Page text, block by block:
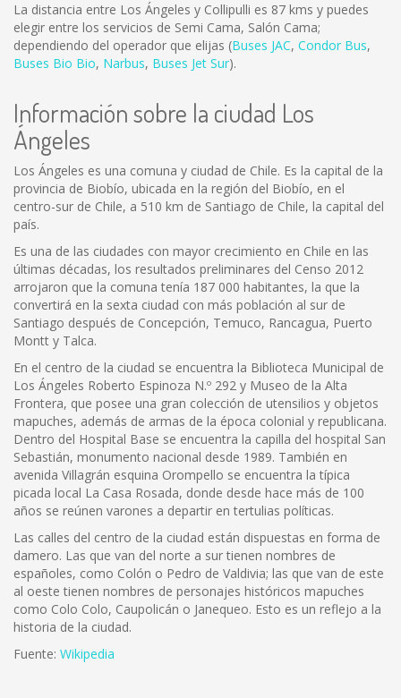
La distancia entre Los Ángeles y Collipulli es 87 kms y puedes
elegir entre los servicios de Semi Cama, Salón Cama;
dependiendo del operador que elijas (Buses JAC, Condor Bus,
Buses Bio Bio, Narbus, Buses Jet Sur).
Información sobre la ciudad Los
Ángeles
Los Ángeles es una comuna y ciudad de Chile. Es la capital de la
provincia de Biobío, ubicada en la región del Biobío, en el
centro-sur de Chile, a 510 km de Santiago de Chile, la capital del
país.
Es una de las ciudades con mayor crecimiento en Chile en las
últimas décadas, los resultados preliminares del Censo 2012
arrojaron que la comuna tenía 187 000 habitantes, la que la
convertirá en la sexta ciudad con más población al sur de
Santiago después de Concepción, Temuco, Rancagua, Puerto
Montt y Talca.
En el centro de la ciudad se encuentra la Biblioteca Municipal de
Los Ángeles Roberto Espinoza N.º 292 y Museo de la Alta
Frontera, que posee una gran colección de utensilios y objetos
mapuches, además de armas de la época colonial y republicana.
Dentro del Hospital Base se encuentra la capilla del hospital San
Sebastián, monumento nacional desde 1989. También en
avenida Villagrán esquina Orompello se encuentra la típica
picada local La Casa Rosada, donde desde hace más de 100
años se reúnen varones a departir en tertulias políticas.
Las calles del centro de la ciudad están dispuestas en forma de
damero. Las que van del norte a sur tienen nombres de
españoles, como Colón o Pedro de Valdivia; las que van de este
al oeste tienen nombres de personajes históricos mapuches
como Colo Colo, Caupolicán o Janequeo. Esto es un reflejo a la
historia de la ciudad.
Fuente: Wikipedia